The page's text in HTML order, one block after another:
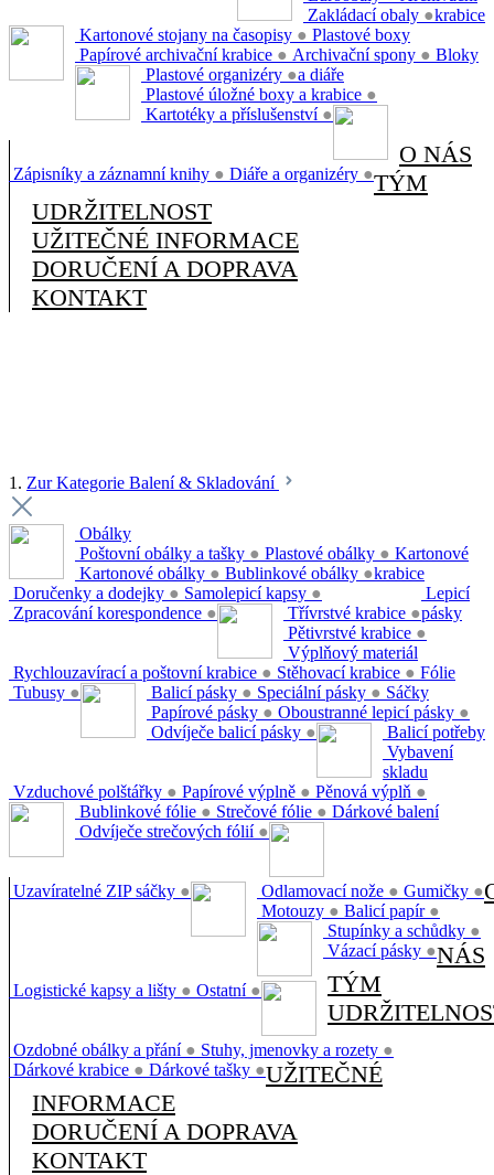
Zakládací obaly ●krabice
Kartonové stojany na časopisy ●
Papírové archivační krabice ● Archivační spony ●
Plastové boxy
Plastové organizéry ●
Plastové úložné boxy a krabice ●
Kartotéky a příslušenství ●
Bloky
a diáře
Zápisníky a záznamní knihy ● Diáře a organizéry ●
O NÁS
TÝM
UDRŽITELNOST
UŽITEČNÉ INFORMACE
DORUČENÍ A DOPRAVA
KONTAKT
1. Zur Kategorie Balení & Skladování
Obálky
Poštovní obálky a tašky ● Plastové obálky ●
Kartonové obálky ● Bublinkové obálky ●
Doručenky a dodejky ● Samolepicí kapsy ●
Zpracování korespondence ●
Kartonové
krabice
Třívrstvé krabice ●
Pětivrstvé krabice ●
Rychlouzavírací a poštovní krabice ● Stěhovací krabice ●
Tubusy ●
Lepicí
pásky
Balicí pásky ● Speciální pásky ●
Papírové pásky ● Oboustranné lepicí pásky ●
Odvíječe balicí pásky ●
Výplňový materiál
Vzduchové polštářky ● Papírové výplně ● Pěnová výplň ●
Fólie
Bublinkové fólie ● Strečové fólie ●
Odvíječe strečových fólií ●
Sáčky
Uzavíratelné ZIP sáčky ●
Balicí potřeby
Odlamovací nože ● Gumičky ●
Motouzy ● Balicí papír ●
Vybavení
skladu
Stupínky a schůdky ●
Vázací pásky ●
Logistické kapsy a lišty ● Ostatní ●
Dárkové balení
Ozdobné obálky a přání ● Stuhy, jmenovky a rozety ●
Dárkové krabice ● Dárkové tašky ●
NÁS
TÝM
UŽITEČNÉ
INFORMACE
DORUČENÍ A DOPRAVA
KONTAKT